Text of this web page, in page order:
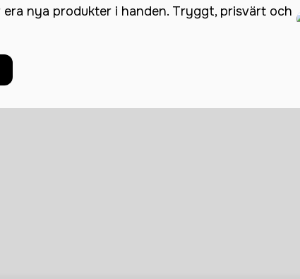
nya produkter i handen. Tryggt, prisvärt och